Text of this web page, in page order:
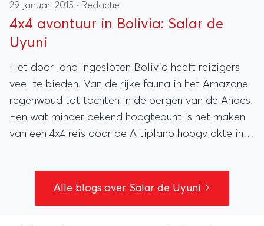
29 januari 2015 · Redactie
4x4 avontuur in Bolivia: Salar de
Uyuni
Het door land ingesloten Bolivia heeft reizigers
veel te bieden. Van de rijke fauna in het Amazone
regenwoud tot tochten in de bergen van de Andes.
Een wat minder bekend hoogtepunt is het maken
van een 4x4 reis door de Altiplano hoogvlakte in
Alle blogs over Salar de Uyuni